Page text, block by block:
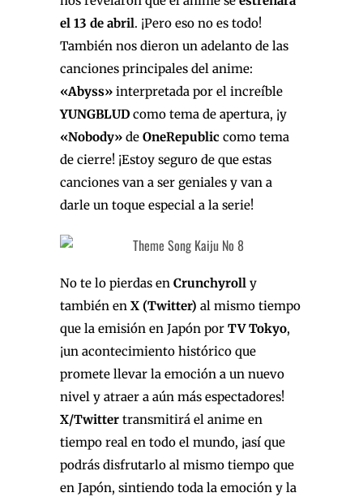
el 13 de abril. ¡Pero eso no es todo!
También nos dieron un adelanto de las
canciones principales del anime:
«Abyss» interpretada por el increíble
YUNGBLUD como tema de apertura, ¡y
«Nobody» de OneRepublic como tema
de cierre! ¡Estoy seguro de que estas
canciones van a ser geniales y van a
darle un toque especial a la serie!
No te lo pierdas en Crunchyroll y
también en X (Twitter) al mismo tiempo
que la emisión en Japón por TV Tokyo,
¡un acontecimiento histórico que
promete llevar la emoción a un nuevo
nivel y atraer a aún más espectadores!
X/Twitter transmitirá el anime en
tiempo real en todo el mundo, ¡así que
podrás disfrutarlo al mismo tiempo que
en Japón, sintiendo toda la emoción y la